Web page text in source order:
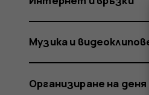
Музика и
Организиране на деня